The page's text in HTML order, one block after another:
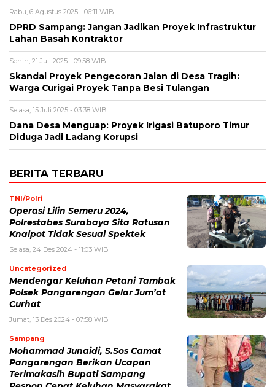
Rabu, 6 Agustus 2025 - 06:11 WIB
DPRD Sampang: Jangan Jadikan Proyek Infrastruktur
Lahan Basah Kontraktor
Senin, 21 Juli 2025 - 09:58 WIB
Skandal Proyek Pengecoran Jalan di Desa Tragih:
Warga Curigai Proyek Tanpa Besi Tulangan
Selasa, 15 Juli 2025 - 03:38 WIB
Dana Desa Menguap: Proyek Irigasi Batuporo Timur
Diduga Jadi Ladang Korupsi
BERITA TERBARU
TNI/Polri
Operasi Lilin Semeru 2024,
Polrestabes Surabaya Sita Ratusan
Knalpot Tidak Sesuai Spektek
Selasa, 24 Des 2024 - 11:03 WIB
Uncategorized
Mendengar Keluhan Petani Tambak
Polsek Pangarengan Gelar Jum’at
Curhat
Jumat, 13 Des 2024 - 07:58 WIB
Sampang
Mohammad Junaidi, S.Sos Camat
Pangarengan Berikan Ucapan
Terimakasih Bupati Sampang